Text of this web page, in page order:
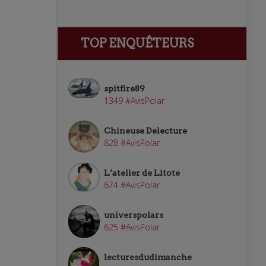
TOP ENQUÊTEURS
spitfire89
1349 #AvisPolar
Chineuse Delecture
828 #AvisPolar
L’atelier de Litote
674 #AvisPolar
universpolars
625 #AvisPolar
lecturesdudimanche